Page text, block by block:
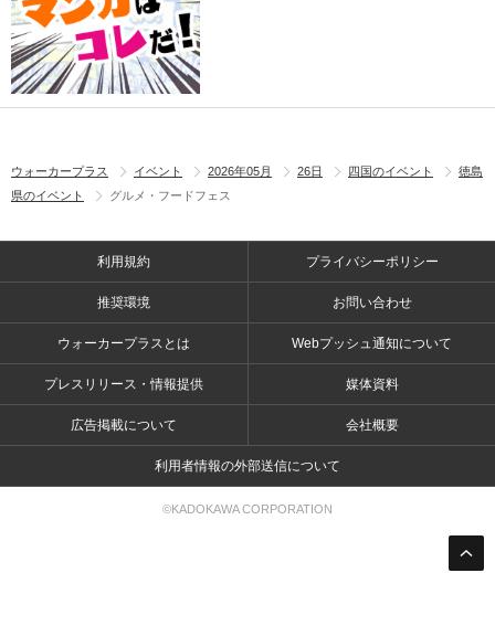
ウォーカープラス イベント 2026年05月 26日 四国のイベント
徳島
県のイベント
グルメ・フードフェス
利用規約 プライバシーポリシー
推奨環境 お問い合わせ
ウォーカープラスとは Webプッシュ通知について
プレスリリース・情報提供 媒体資料
広告掲載について 会社概要
利用者情報の外部送信について
©KADOKAWA CORPORATION